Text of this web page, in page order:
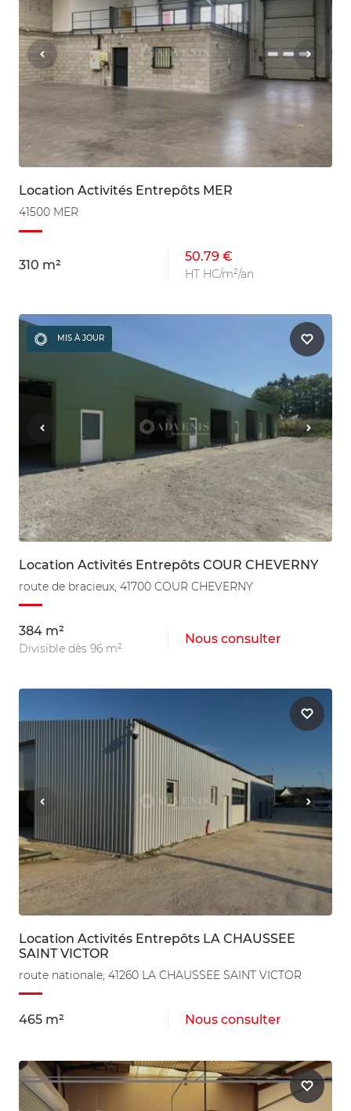
Location Activités Entrepôts MER
41500 MER
310 m²
50.79 €
HT HC/m²/an
MIS À JOUR
Location Activités Entrepôts COUR CHEVERNY
route de bracieux, 41700 COUR CHEVERNY
384 m²
Divisible dès 96 m²
Nous consulter
Location Activités Entrepôts LA CHAUSSEE
SAINT VICTOR
route nationale, 41260 LA CHAUSSEE SAINT VICTOR
465 m² Nous consulter